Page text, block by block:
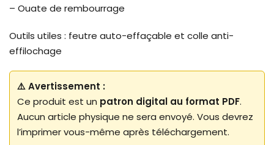
– Ouate de rembourrage
Outils utiles : feutre auto-effaçable et colle anti-
effilochage
⚠️ Avertissement :
Ce produit est un patron digital au format PDF.
Aucun article physique ne sera envoyé. Vous devrez
l’imprimer vous-même après téléchargement.